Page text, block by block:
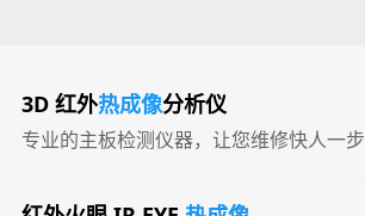
3D 红外热成像分析仪
专业的主板检测仪器，让您维修快人一步